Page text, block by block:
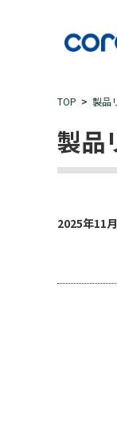
TOP 製品
製品
2025年11